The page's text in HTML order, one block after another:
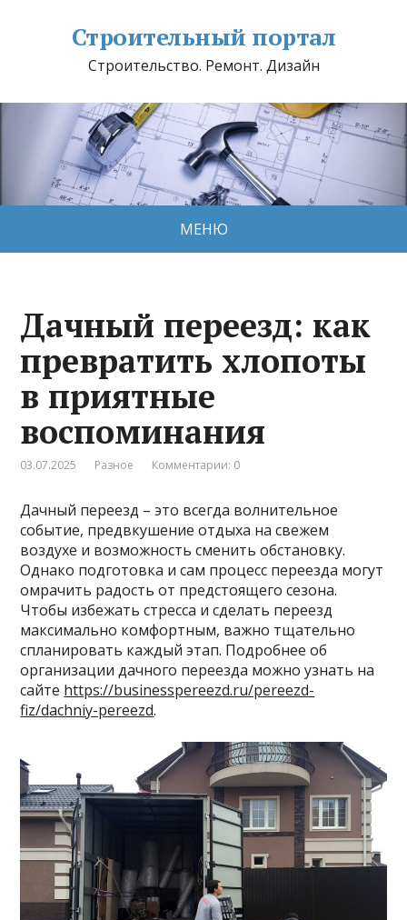
Строительный портал
Строительство. Ремонт. Дизайн
МЕНЮ
Дачный переезд: как
превратить хлопоты
в приятные
воспоминания
03.07.2025 Разное Комментарии: 0
Дачный переезд – это всегда волнительное
событие, предвкушение отдыха на свежем
воздухе и возможность сменить обстановку.
Однако подготовка и сам процесс переезда могут
омрачить радость от предстоящего сезона.
Чтобы избежать стресса и сделать переезд
максимально комфортным, важно тщательно
спланировать каждый этап. Подробнее об
организации дачного переезда можно узнать на
сайте https://businesspereezd.ru/pereezd-
fiz/dachniy-pereezd.